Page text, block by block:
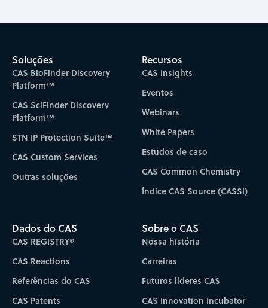
Soluções
CAS BioFinder Discovery
Platform™
CAS SciFinder Discovery
Platform™
STN IP Protection Suite™
CAS Custom Services
Outras soluções
Recursos
CAS Insights
Eventos
Webinars
White Papers
Estudos de caso
CAS Common Chemistry
Índice CAS Source (CASSI)
Dados do CAS
CAS REGISTRY®
CAS Reactions
Referências do CAS
CAS Patents
Sobre o CAS
Nossa história
Carreiras
Futuros líderes CAS
CAS Innovation Incubator